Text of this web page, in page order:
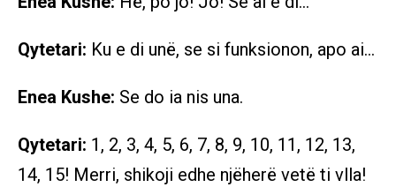
Qytetari: Ku e di unë, se si funksionon, apo ai…
Enea Kushe: Se do ia nis una.
Qytetari: 1, 2, 3, 4, 5, 6, 7, 8, 9, 10, 11, 12, 13,
14, 15! Merri, shikoji edhe njëherë vetë ti vlla!